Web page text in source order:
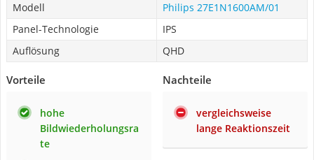
Modell
Philips 27E1N1600AM/01
Panel-Technologie
IPS
Auflösung
QHD
Vorteile
hohe
Bildwiederholungsra
te
Nachteile
vergleichsweise
lange Reaktionszeit